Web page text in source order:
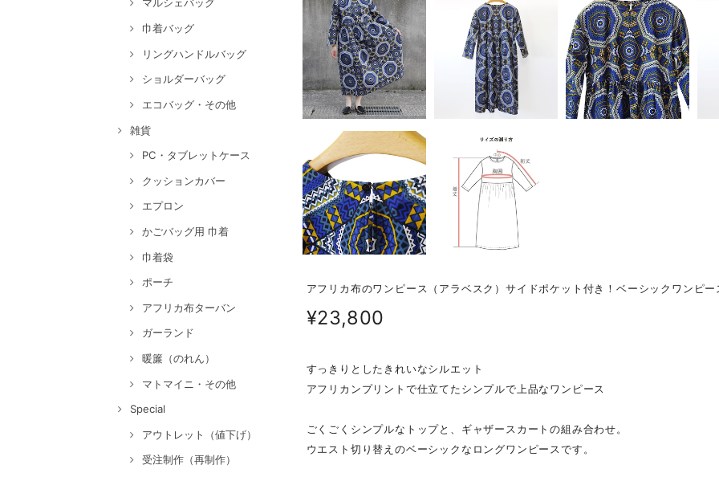
マルシェバッグ
巾着バッグ
リングハンドルバッグ
ショルダーバッグ
エコバッグ・その他
雑貨
PC・タブレットケース
クッションカバー
エプロン
かごバッグ用 巾着
巾着袋
ポーチ
アフリカ布ターバン
ガーランド
暖簾（のれん）
マトマイニ・その他
Special
アウトレット（値下げ）
受注制作（再制作）
アフリカ布のワンピース（アラベスク）サイドポケット付き！ベーシックワンピ
¥23,800
すっきりとしたきれいなシルエット
アフリカンプリントで仕立てたシンプルで上品なワンピース
ごくごくシンプルなトップと、ギャザースカートの組み合わせ。
ウエスト切り替えのベーシックなロングワンピースです。